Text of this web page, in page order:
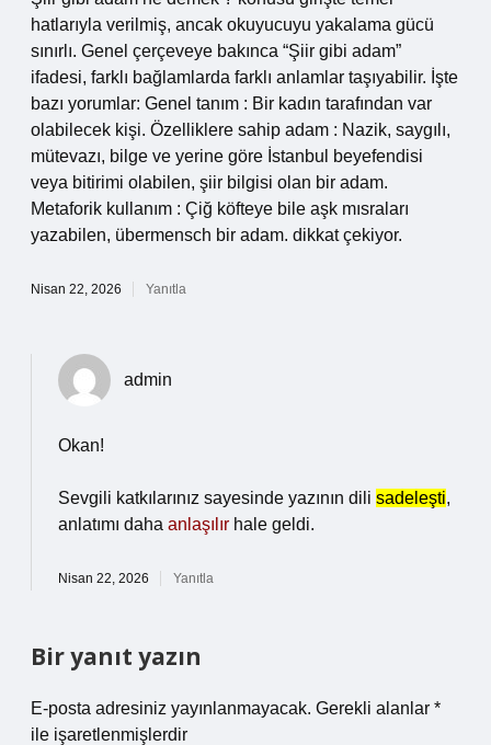
hatlarıyla verilmiş, ancak okuyucuyu yakalama gücü
sınırlı. Genel çerçeveye bakınca “Şiir gibi adam”
ifadesi, farklı bağlamlarda farklı anlamlar taşıyabilir. İşte
bazı yorumlar: Genel tanım : Bir kadın tarafından var
olabilecek kişi. Özelliklere sahip adam : Nazik, saygılı,
mütevazı, bilge ve yerine göre İstanbul beyefendisi
veya bitirimi olabilen, şiir bilgisi olan bir adam.
Metaforik kullanım : Çiğ köfteye bile aşk mısraları
yazabilen, übermensch bir adam. dikkat çekiyor.
Nisan 22, 2026 Yanıtla
admin
Okan!
Sevgili katkılarınız sayesinde yazının dili sadeleşti,
anlatımı daha anlaşılır hale geldi.
Nisan 22, 2026 Yanıtla
Bir yanıt yazın
E-posta adresiniz yayınlanmayacak. Gerekli alanlar *
ile işaretlenmişlerdir